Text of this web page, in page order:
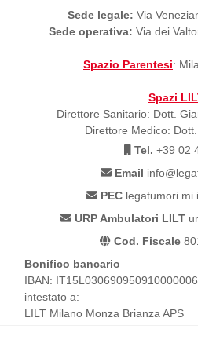
Sede legale: Via
Sede operativa: Via dei
Spazio Parentesi:
Spazi
Direttore Sanitario: Dott.
Direttore Medico:
Tel. +39 02
Email
PEC
URP Ambulatori LILT
Cod. Fiscale
Bonifico bancario
IBAN:
intestato a:
LILT Milano Monza Brianza APS